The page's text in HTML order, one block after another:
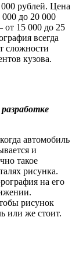
000 рублей. Цена
000 до 20 000
от 15 000 до 25
всегда
сложности
кузова.
автомобиль
и
такое
рисунка.
на его
рисунок
или же стоит.